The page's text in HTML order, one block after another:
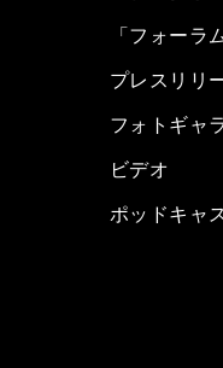
「フォーラ
プレスリリ
フォトギャ
ビデオ
ポッドキャ